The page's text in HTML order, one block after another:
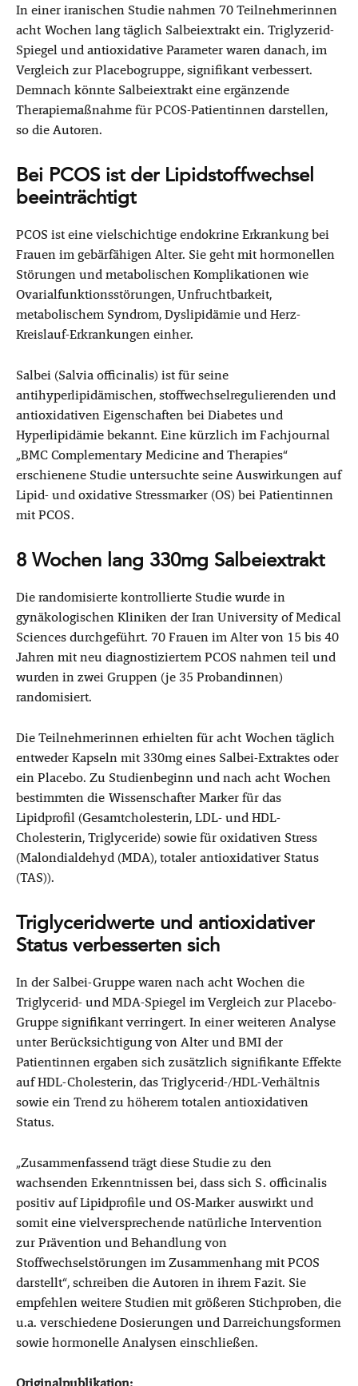
In einer iranischen Studie nahmen 70 Teilnehmerinnen
acht Wochen lang täglich Salbeiextrakt ein. Triglyzerid-
Spiegel und antioxidative Parameter waren danach, im
Vergleich zur Placebogruppe, signifikant verbessert.
Demnach könnte Salbeiextrakt eine ergänzende
Therapiemaßnahme für PCOS-Patientinnen darstellen,
so die Autoren.
Bei PCOS ist der Lipidstoffwechsel
beeinträchtigt
PCOS ist eine vielschichtige endokrine Erkrankung bei
Frauen im gebärfähigen Alter. Sie geht mit hormonellen
Störungen und metabolischen Komplikationen wie
Ovarialfunktionsstörungen, Unfruchtbarkeit,
metabolischem Syndrom, Dyslipidämie und Herz-
Kreislauf-Erkrankungen einher.
Salbei (Salvia officinalis) ist für seine
antihyperlipidämischen, stoffwechselregulierenden und
antioxidativen Eigenschaften bei Diabetes und
Hyperlipidämie bekannt. Eine kürzlich im Fachjournal
„BMC Complementary Medicine and Therapies“
erschienene Studie untersuchte seine Auswirkungen auf
Lipid- und oxidative Stressmarker (OS) bei Patientinnen
mit PCOS.
8 Wochen lang 330mg Salbeiextrakt
Die randomisierte kontrollierte Studie wurde in
gynäkologischen Kliniken der Iran University of Medical
Sciences durchgeführt. 70 Frauen im Alter von 15 bis 40
Jahren mit neu diagnostiziertem PCOS nahmen teil und
wurden in zwei Gruppen (je 35 Probandinnen)
randomisiert.
Die Teilnehmerinnen erhielten für acht Wochen täglich
entweder Kapseln mit 330mg eines Salbei-Extraktes oder
ein Placebo. Zu Studienbeginn und nach acht Wochen
bestimmten die Wissenschafter Marker für das
Lipidprofil (Gesamtcholesterin, LDL- und HDL-
Cholesterin, Triglyceride) sowie für oxidativen Stress
(Malondialdehyd (MDA), totaler antioxidativer Status
(TAS)).
Triglyceridwerte und antioxidativer
Status verbesserten sich
In der Salbei-Gruppe waren nach acht Wochen die
Triglycerid- und MDA-Spiegel im Vergleich zur Placebo-
Gruppe signifikant verringert. In einer weiteren Analyse
unter Berücksichtigung von Alter und BMI der
Patientinnen ergaben sich zusätzlich signifikante Effekte
auf HDL-Cholesterin, das Triglycerid-/HDL-Verhältnis
sowie ein Trend zu höherem totalen antioxidativen
Status.
„Zusammenfassend trägt diese Studie zu den
wachsenden Erkenntnissen bei, dass sich S. officinalis
positiv auf Lipidprofile und OS-Marker auswirkt und
somit eine vielversprechende natürliche Intervention
zur Prävention und Behandlung von
Stoffwechselstörungen im Zusammenhang mit PCOS
darstellt“, schreiben die Autoren in ihrem Fazit. Sie
empfehlen weitere Studien mit größeren Stichproben, die
u.a. verschiedene Dosierungen und Darreichungsformen
sowie hormonelle Analysen einschließen.